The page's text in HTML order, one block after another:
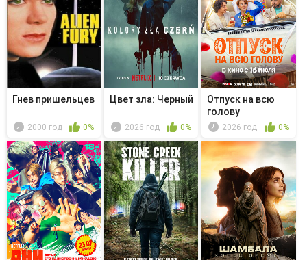
Гнев пришельцев
2000 год 0%
Цвет зла: Черный
2026 год 0%
Отпуск на всю
голову
2026 год 0%